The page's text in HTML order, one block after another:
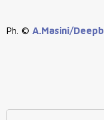
Ph. © A.Masini/